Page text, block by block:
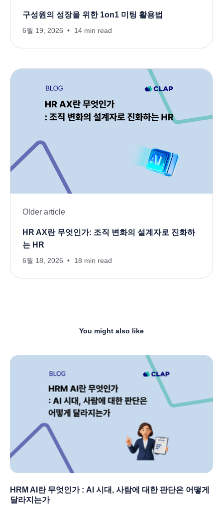
구성원의 성장을 위한 1on1 미팅 활용법
6월 19, 2026 14 min read
Older article
HR AX란 무엇인가: 조직 변화의 설계자로 진화하
는 HR
6월 18, 2026 18 min read
You might also like
HRM AI란 무엇인가 : AI 시대, 사람에 대한 판단은 어떻게
달라지는가